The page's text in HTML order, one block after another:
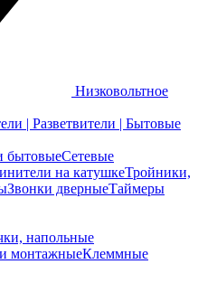
Низковольтное
| Разветвители | Бытовые
бытовыеСетевые
на катушкеТройники,
Звонки дверныеТаймеры
напольные
монтажныеКлеммные